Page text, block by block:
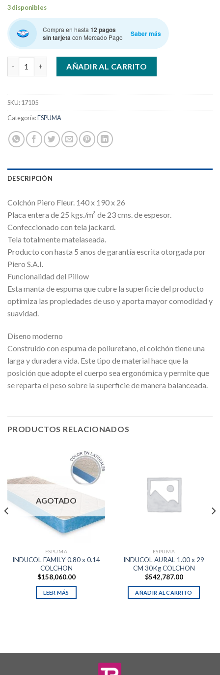
3 disponibles
Compra en hasta 12 pagos
sin tarjetacon Mercado Pago Saber más
PIERO FLEUR 140 x 190 Esp.25kg COLCHON cantidad
AÑADIR AL CARRITO
SKU:17105
Categoría:ESPUMA
DESCRIPCIÓN
Colchón Piero Fleur. 140 x 190 x 26
Placa entera de 25 kgs./m³ de 23 cms. de espesor.
Confeccionado con tela jackard.
Tela totalmente matelaseada.
Producto con hasta 5 anos de garantía escrita otorgada por
Piero S.A.I.
Funcionalidad del Pillow
Esta manta de espuma que cubre la superficie del producto
optimiza las propiedades de uso y aporta mayor comodidad y
suavidad.
Diseno moderno
Construido con espuma de poliuretano, el colchón tiene una
larga y duradera vida. Este tipo de material hace que la
posición que adopte el cuerpo sea ergonómica y permite que
se reparta el peso sobre la superficie de manera balanceada.
PRODUCTOS RELACIONADOS
AGOTADO
ESPUMA
INDUCOL FAMILY 0.80 x 0.14
COLCHON
$158,060.00
LEER MÁS
ESPUMA
INDUCOL AURAL 1.00 x 29
CM 30Kg COLCHON
$542,787.00
AÑADIR AL CARRITO